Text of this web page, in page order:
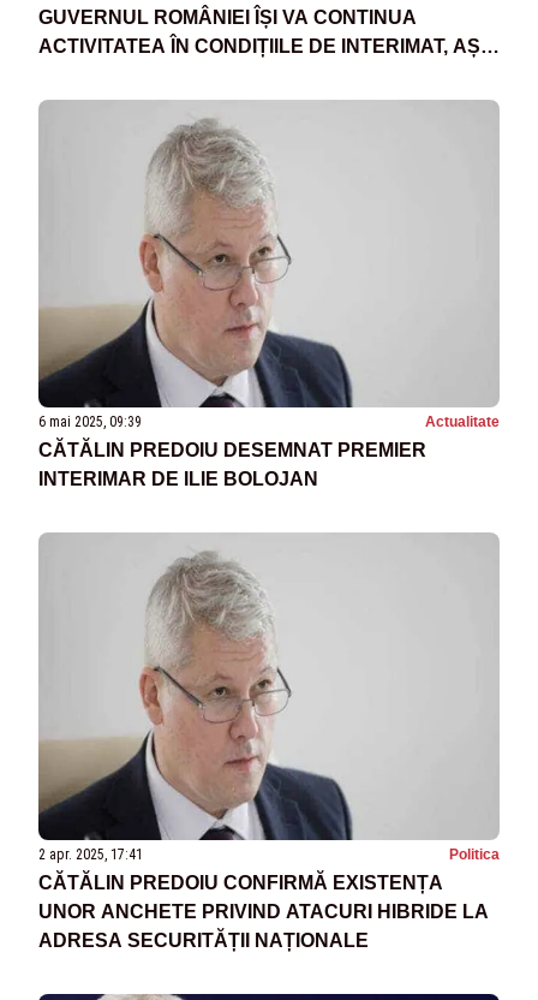
GUVERNUL ROMÂNIEI ÎȘI VA CONTINUA
ACTIVITATEA ÎN CONDIȚIILE DE INTERIMAT, AȘA
LEGI
6 mai 2025, 09:39 Actualitate
CĂTĂLIN PREDOIU DESEMNAT PREMIER
INTERIMAR DE ILIE BOLOJAN
2 apr. 2025, 17:41 Politica
CĂTĂLIN PREDOIU CONFIRMĂ EXISTENȚA
UNOR ANCHETE PRIVIND ATACURI HIBRIDE LA
ADRESA SECURITĂȚII NAȚIONALE